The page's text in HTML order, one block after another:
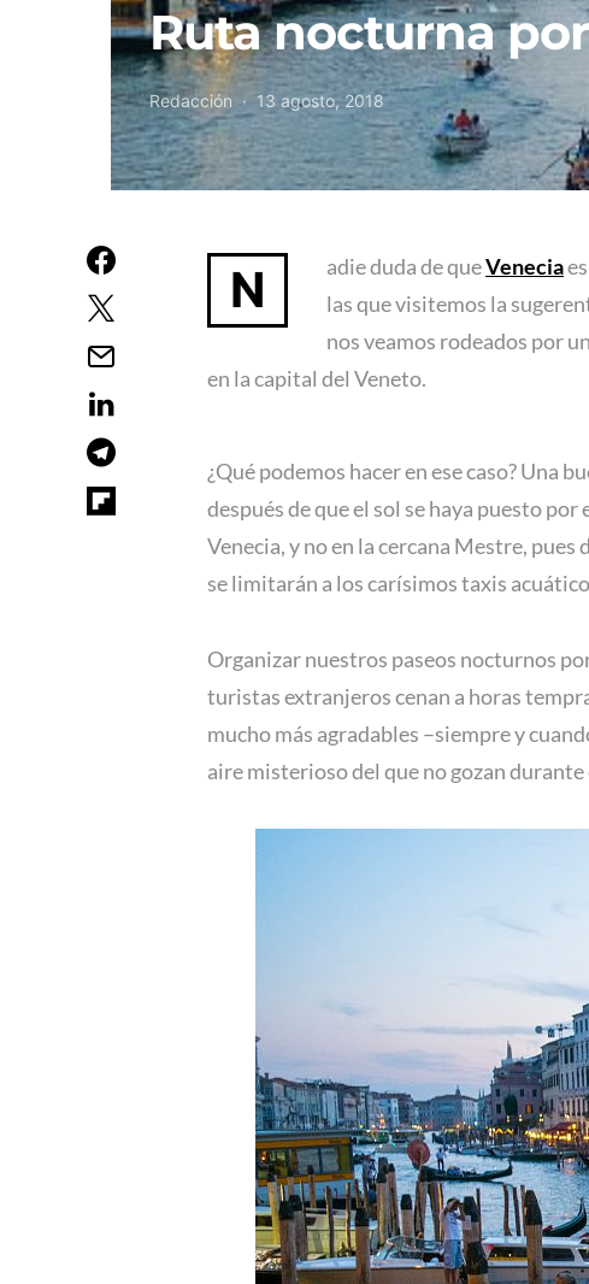
Ruta nocturna
Redacción 13 agosto, 2018
N adie duda de queVenecia
las que visitemos la
nos veamos rodeados por
en la capital del Veneto.
¿Qué podemos hacer en ese caso? Una
después de que el sol se haya puesto
Venecia, y no en la cercana Mestre,
se limitarán a los carísimos taxis
Organizar nuestros paseos nocturnos
turistas extranjeros cenan a horas
mucho más agradables –siempre y
aire misterioso del que no gozan durante